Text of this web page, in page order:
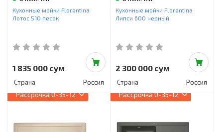
Инструменты и техника
Красота и здоровье
Пылесосы
Фильтры для воды
Кухонные мойки Florentina
Лотос 510 песок
1 835 000 сум
Страна Россия
Кухонные мойки Florentina
Липси 600 черный
2 300 000 сум
Страна Россия
Рассрочка0-35-12 Рассрочка0-35-12